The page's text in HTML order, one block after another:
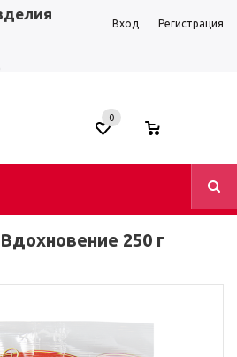
Вход Регистрация
0
250 г